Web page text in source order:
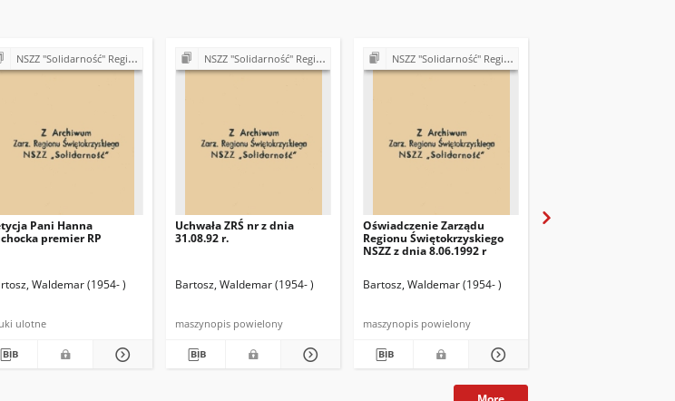
NSZZ "Solidarność" Region Świętokrzyski (lata 90.)
Pani Hanna
premier RP
Waldemar (1954- )
ulotne
NSZZ "Solidarność" Region Świętokrzyski (lata 90.)
Uchwała ZRŚ nr z dnia
31.08.92 r.
Bartosz, Waldemar (1954- )
maszynopis powielony
NSZZ "Solidarność" Region Świętokrzyski (lata 90.)
Oświadczenie Zarządu
Regionu Świętokrzyskiego
NSZZ z dnia 8.06.1992 r
Bartosz, Waldemar (1954- )
maszynopis powielony